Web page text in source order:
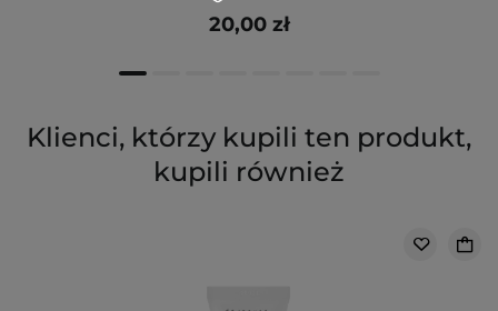
20,00 zł
Klienci, którzy kupili ten produkt,
kupili również